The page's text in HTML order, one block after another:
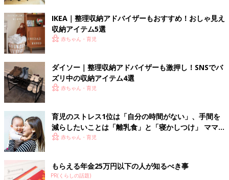
IKEA｜整理収納アドバイザーもおすすめ！おしゃ見え
収納アイテム5選
赤ちゃん・育児
ダイソー｜整理収納アドバイザーも激押し！SNSでバ
ズリ中の収納アイテム4選
赤ちゃん・育児
育児のストレス1位は「自分の時間がない」、手間を
減らしたいことは「離乳食」と「寝かしつけ」 ママ
たちのリアル
赤ちゃん・育児
もらえる年金25万円以下の人が知るべき事
PR(くらしの話題)